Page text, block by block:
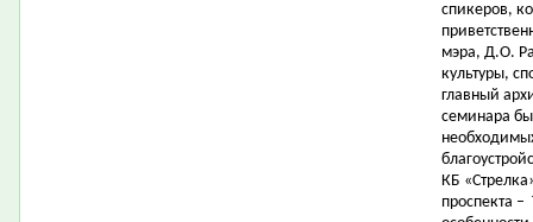
спикеров,
мэра, Д.О.
культуры,
главный
семинара
КБ
проспекта –